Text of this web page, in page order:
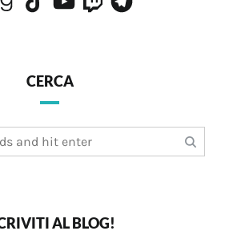
CERCA
AL BLOG!